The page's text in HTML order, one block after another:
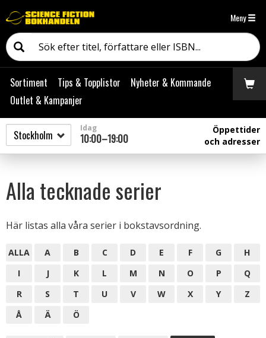
Meny
Sortiment Tips & Topplistor
Nyheter & Kommande
Outlet & Kampanjer
Idag
10:00–19:00
Öppettider
och adresser
Alla tecknade serier
Här listas alla våra serier i bokstavsordning.
ALLA A B C D E F G
H
I
J K L M N O P
Q
R
S T U V W X Y
Z
Å
Ä Ö